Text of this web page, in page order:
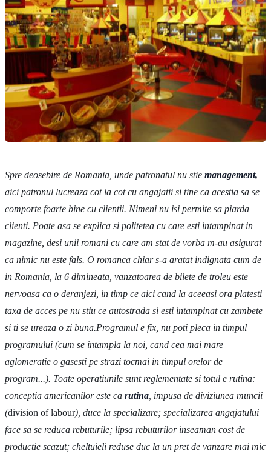
Spre deosebire de Romania, unde patronatul nu stie management,
aici patronul lucreaza cot la cot cu angajatii si tine ca acestia sa se
comporte foarte bine cu clientii. Nimeni nu isi permite sa piarda
clienti. Poate asa se explica si politetea cu care esti intampinat in
magazine, desi unii romani cu care am stat de vorba m-au asigurat
ca nimic nu este fals. O romanca chiar s-a aratat indignata cum de
in Romania, la 6 dimineata, vanzatoarea de bilete de troleu este
nervoasa ca o deranjezi, in timp ce aici cand la aceeasi ora platesti
taxa de acces pe nu stiu ce autostrada si esti intampinat cu zambete
si ti se ureaza o zi buna.Programul e fix, nu poti pleca in timpul
programului (cum se intampla la noi, cand cea mai mare
aglomeratie o gasesti pe strazi tocmai in timpul orelor de
program...). Toate operatiunile sunt reglementate si totul e rutina:
conceptia americanilor este ca rutina , impusa de diviziunea muncii
(division of labour), duce la specializare; specializarea angajatului
face sa se reduca rebuturile; lipsa rebuturilor inseaman cost de
productie scazut; cheltuieli reduse duc la un pret de vanzare mai mic